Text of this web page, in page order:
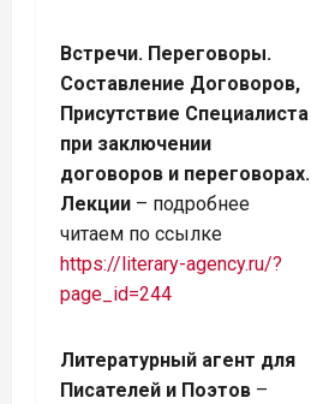
Встречи. Переговоры.
Составление Договоров,
Присутствие Специалиста
при заключении
договоров и переговорах.
Лекции – подробнее
читаем по ссылке
https://literary-agency.ru/?
page_id=244
Литературный агент для
Писателей и Поэтов –